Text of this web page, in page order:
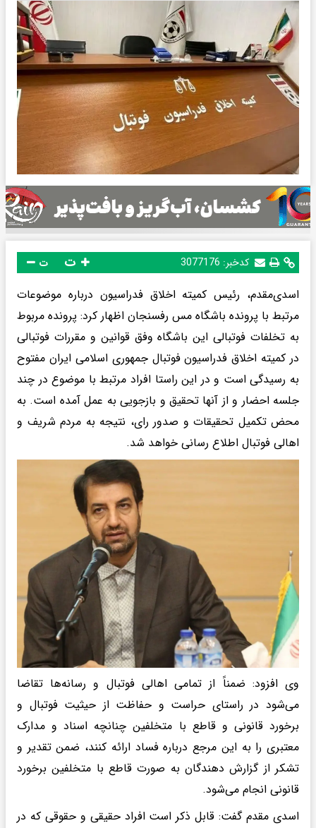
کدخبر: 3077176 ت
اسدی‌مقدم، رئیس کمیته اخلاق فدراسیون درباره موضوعات
مرتبط با پرونده باشگاه مس رفسنجان اظهار کرد: پرونده مربوط
به تخلفات فوتبالی این باشگاه وفق قوانین و مقررات فوتبالی
در کمیته اخلاق فدراسیون فوتبال جمهوری اسلامی ایران مفتوح
به رسیدگی است و در این راستا افراد مرتبط با موضوع در چند
جلسه احضار و از آنها تحقیق و بازجویی به عمل آمده است. به
محض تکمیل تحقیقات و صدور رای، نتیجه به مردم شریف و
اهالی فوتبال اطلاع رسانی خواهد شد.
وی افزود: ضمناً از تمامی اهالی فوتبال و رسانه‌ها تقاضا
می‌شود در راستای حراست و حفاظت از حیثیت فوتبال و
برخورد قانونی و قاطع با متخلفین چنانچه اسناد و مدارک
معتبری را به این مرجع درباره فساد ارائه کنند، ضمن تقدیر و
تشکر از گزارش دهندگان به صورت قاطع با متخلفین برخورد
قانونی انجام می‌شود.
اسدی مقدم گفت: قابل ذکر است افراد حقیقی و حقوقی که در